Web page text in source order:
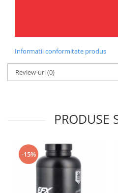
Informatii conformitate produs
Review-uri(0)
PRODUSE
-15%